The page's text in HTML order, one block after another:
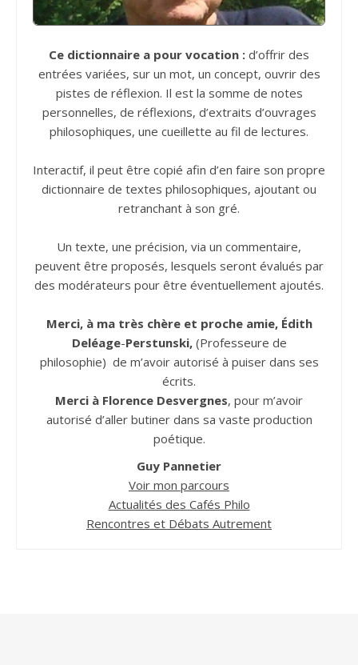
Ce dictionnaire a pour vocation : d’offrir des
entrées variées, sur un mot, un concept, ouvrir des
pistes de réflexion. Il est la somme de notes
personnelles, de réflexions, d’extraits d’ouvrages
philosophiques, une cueillette au fil de lectures.
Interactif, il peut être copié afin d’en faire son propre
dictionnaire de textes philosophiques, ajoutant ou
retranchant à son gré.
Un texte, une précision, via un commentaire,
peuvent être proposés, lesquels seront évalués par
des modérateurs pour être éventuellement ajoutés.
Merci, à ma très chère et proche amie, Édith
Deléage-Perstunski,(Professeure de
philosophie) de m’avoir autorisé à puiser dans ses
écrits.
Merci à Florence Desvergnes, pour m’avoir
autorisé d’aller butiner dans sa vaste production
poétique.
Guy Pannetier
Voir mon parcours
Actualités des Cafés Philo
Rencontres et Débats Autrement